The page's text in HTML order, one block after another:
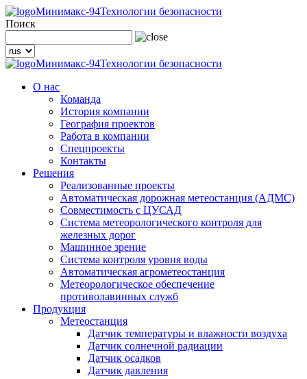
Минимакс-94Технологии безопасности
Поиск
Минимакс-94Технологии безопасности
О нас
Команда
История компании
География проектов
Работа в компании
Спецпроекты
Контакты
Решения
Реализованные проекты
Автоматическая дорожная метеостанция (АДМС)
Совместимость с ЦУСАД
Система метеорологического контроля для
железных дорог
Машинное зрение
Система контроля уровня воды
Автоматическая агрометеостанция
Метеорологическое обеспечение
противолавинных служб
Продукция
Метеостанция
Датчик температуры и влажности воздуха
Датчик солнечной радиации
Датчик осадков
Датчик давления